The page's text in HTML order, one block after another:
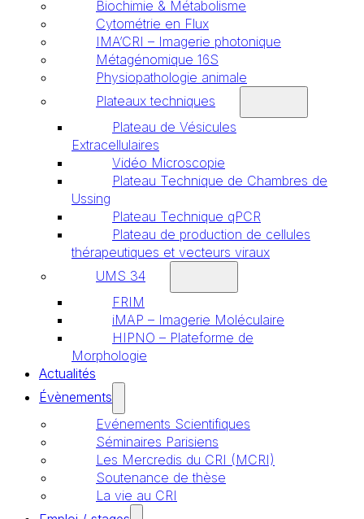
Biochimie & Métabolisme
Cytométrie en Flux
IMA’CRI – Imagerie photonique
Métagénomique 16S
Physiopathologie animale
Plateaux techniques
Plateau de Vésicules
Extracellulaires
Vidéo Microscopie
Plateau Technique de Chambres de
Ussing
Plateau Technique qPCR
Plateau de production de cellules
thérapeutiques et vecteurs viraux
UMS 34
FRIM
iMAP – Imagerie Moléculaire
HIPNO – Plateforme de
Morphologie
Actualités
Évènements
Evénements Scientifiques
Séminaires Parisiens
Les Mercredis du CRI (MCRI)
Soutenance de thèse
La vie au CRI